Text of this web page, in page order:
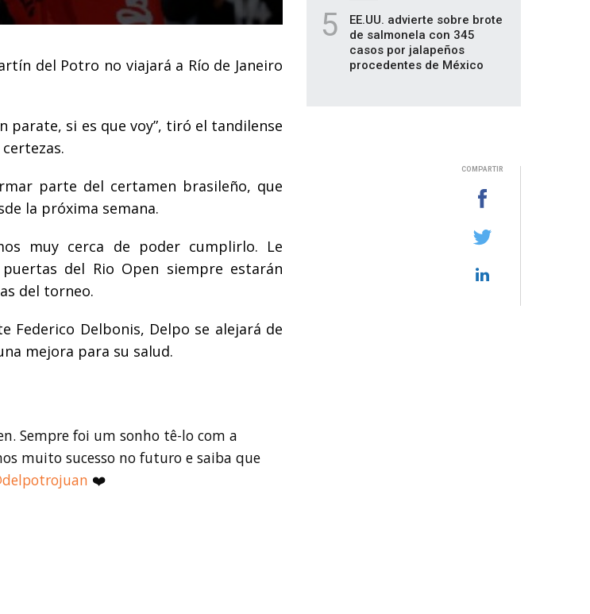
del Potro no viajará a Río de Janeiro
parate, si es que voy”, tiró el tandilense
parte del certamen brasileño, que
la próxima semana.
muy cerca de poder cumplirlo. Le
del Rio Open siempre estarán
del torneo.
Federico Delbonis, Delpo se alejará de
mejora para su salud.
Sempre foi um sonho tê-lo com a
muito sucesso no futuro e saiba que
❤️
5
EE.UU. advierte sobre brote
de salmonela con 345
casos por jalapeños
procedentes de México
COMPARTIR